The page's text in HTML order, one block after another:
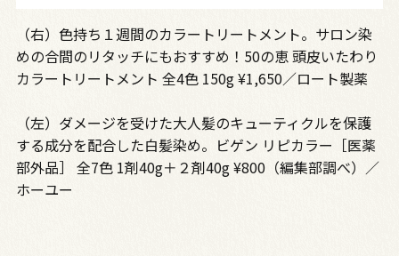
（右）色持ち１週間のカラートリートメント。サロン染
めの合間のリタッチにもおすすめ！50の恵 頭皮いたわり
カラートリートメント 全4色 150g ¥1,650／ロート製薬
（左）ダメージを受けた大人髪のキューティクルを保護
する成分を配合した白髪染め。ビゲン リピカラー［医薬
部外品］ 全7色 1剤40g＋２剤40g ¥800（編集部調べ）／
ホーユー